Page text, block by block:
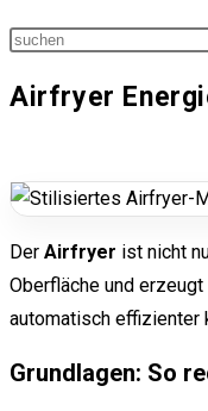
Airfryer
Der Airfryer ist nicht
Oberfläche und
automatisch effizienter
Grundlagen: So